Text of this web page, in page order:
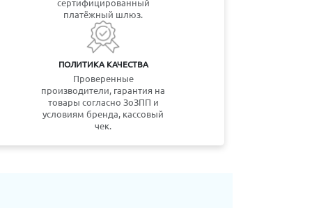
сертифицированный
платёжный шлюз.
ПОЛИТИКА КАЧЕСТВА
Проверенные
производители, гарантия на
товары согласно ЗоЗПП и
условиям бренда, кассовый
чек.